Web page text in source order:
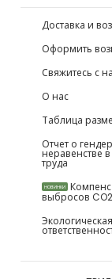
Доставка и
Оформить
Свяжитесь с
О нас
Таблица
Отчет о
неравенстве
труда
НОВИНКИ
выбросов CO2
Экологическая